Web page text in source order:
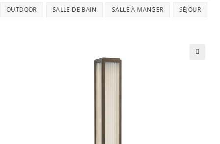
OUTDOOR SALLE DE BAIN SALLE À MANGER SÉJOUR